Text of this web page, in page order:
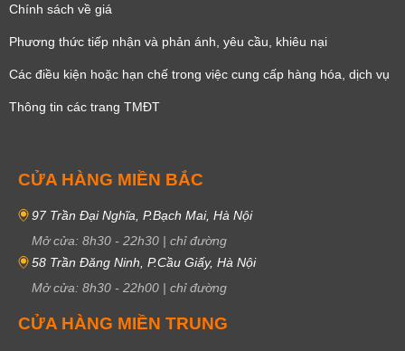
Chính sách về giá
Phương thức tiếp nhận và phản ánh, yêu cầu, khiêu nại
Các điều kiện hoặc hạn chế trong việc cung cấp hàng hóa, dịch vụ
Thông tin các trang TMĐT
CỬA HÀNG MIỀN BẮC
97 Trần Đại Nghĩa, P.Bạch Mai, Hà Nội
Mở cửa: 8h30 - 22h30 | chỉ đường
58 Trần Đăng Ninh, P.Cầu Giấy, Hà Nội
Mở cửa: 8h30 - 22h00 | chỉ đường
CỬA HÀNG MIỀN TRUNG